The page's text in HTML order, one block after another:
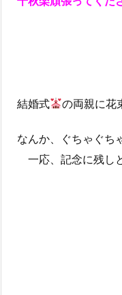
結婚式 の両親に花
なんか、ぐちゃぐち
一応、記念に残し